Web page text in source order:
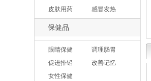
皮肤用药
感冒发热
保健品
眼睛保健
调理肠胃
促进排铅
改善记忆
女性保健